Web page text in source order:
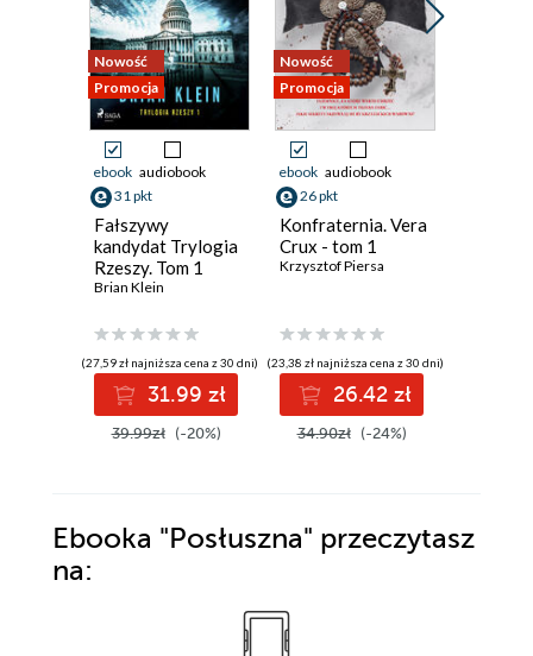
Nowość
Promocja
ebook audiobook
31 pkt
Fałszywy
kandydat Trylogia
Rzeszy. Tom 1
Brian Klein
(27,59 zł najniższa cena z 30 dni)
31.99 zł
39.99zł (-20%)
Nowość
Promocja
ebook audiobook
26 pkt
Konfraternia. Vera
Crux - tom 1
Krzysztof Piersa
(23,38 zł najniższa cena z 30 dni)
26.42 zł
34.90zł (-24%)
Ebooka "Posłuszna" przeczytasz
na: